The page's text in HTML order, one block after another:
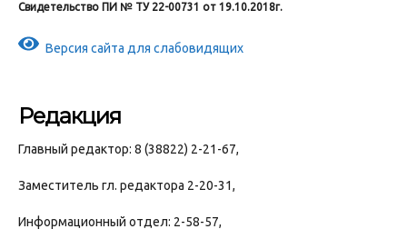
Свидетельство ПИ № ТУ 22-00731 от 19.10.2018г.
Версия сайта для слабовидящих
Редакция
Главный редактор: 8 (38822) 2-21-67,
Заместитель гл. редактора 2-20-31,
Информационный отдел: 2-58-57,